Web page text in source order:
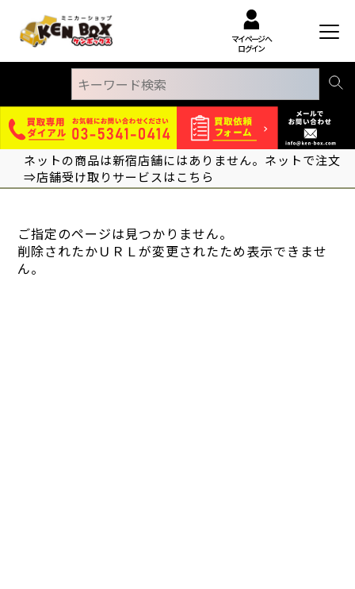
マイページへ
ログイン
ネットの商品は新宿店舗にはありません。ネットで注文
⇒店舗受け取りサービスはこちら
ご指定のページは見つかりません。
削除されたかＵＲＬが変更されたため表示できませ
ん。